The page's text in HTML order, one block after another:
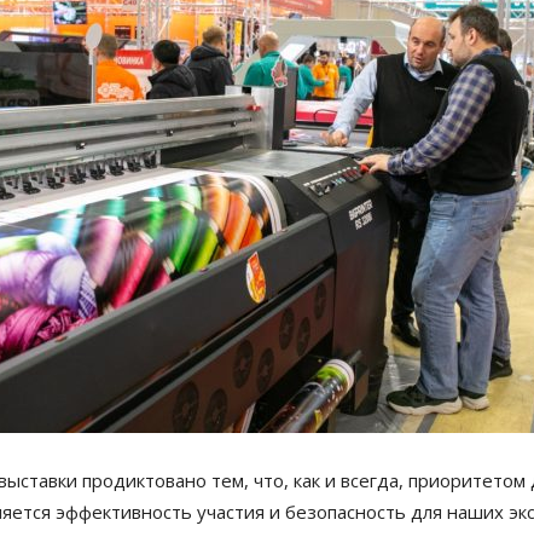
продиктовано тем, что, как и всегда, приоритетом
эффективность участия и безопасность для наших